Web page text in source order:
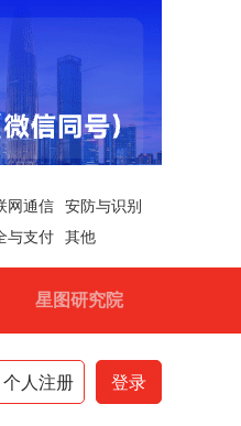
网通信
安防与识别
与支付 其他
星图研究院
个人注册 登录